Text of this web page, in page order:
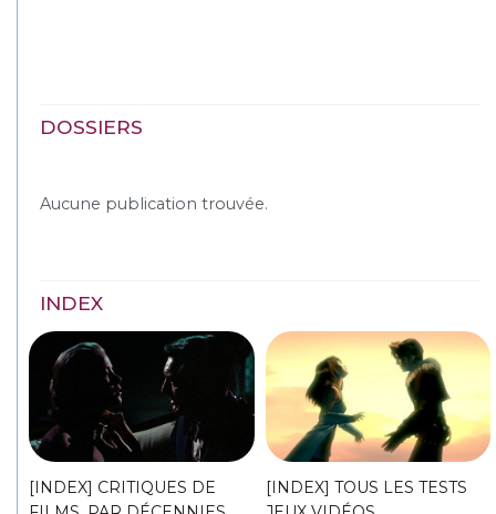
DOSSIERS
Aucune publication trouvée.
INDEX
[INDEX] CRITIQUES DE
[INDEX] TOUS LES TESTS